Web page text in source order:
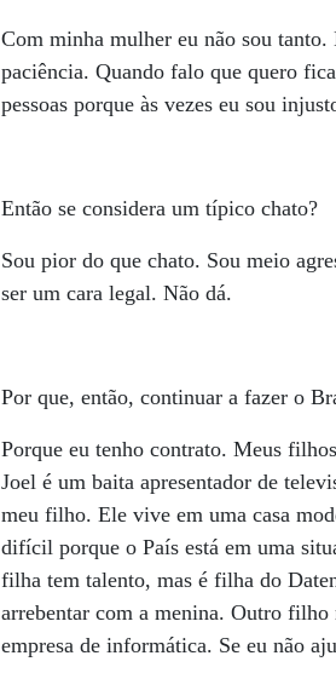
Com minha mulher eu não sou
paciência. Quando falo que quero
pessoas porque às vezes eu sou
Então se considera um típico chato?
Sou pior do que chato. Sou meio
ser um cara legal. Não dá.
Por que, então, continuar a fazer o
Porque eu tenho contrato. Meus
Joel é um baita apresentador de
meu filho. Ele vive em uma casa
difícil porque o País está em uma
filha tem talento, mas é filha do
arrebentar com a menina. Outro
empresa de informática. Se eu não